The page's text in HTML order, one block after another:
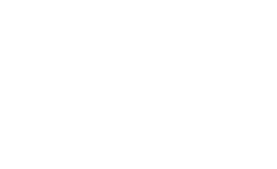
a hipertensão